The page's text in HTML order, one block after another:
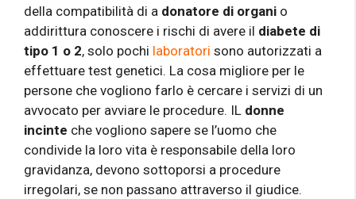
della compatibilità di a donatore di organi o
addirittura conoscere i rischi di avere il diabete di
tipo 1 o 2, solo pochi laboratori sono autorizzati a
effettuare test genetici. La cosa migliore per le
persone che vogliono farlo è cercare i servizi di un
avvocato per avviare le procedure. IL donne
incinte che vogliono sapere se l’uomo che
condivide la loro vita è responsabile della loro
gravidanza, devono sottoporsi a procedure
irregolari, se non passano attraverso il giudice.